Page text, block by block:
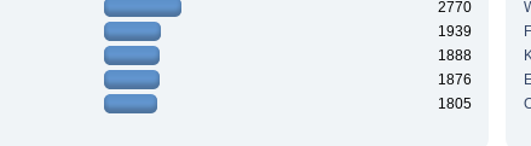
2770
1939
1888
1876
1805